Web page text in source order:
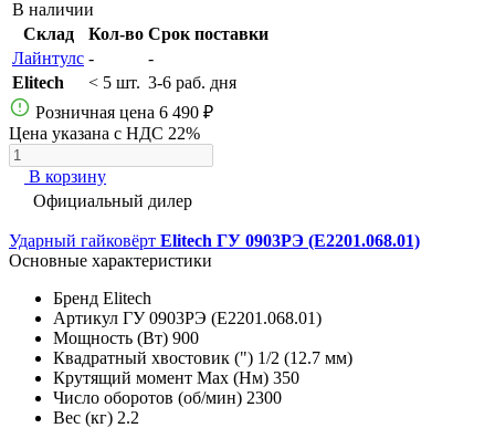
В наличии
Склад
Кол-во Срок поставки
Лайнтулс -
-
Elitech
< 5 шт. 3-6 раб. дня
Розничная цена 6 490 ₽
Цена указана с НДС 22%
В корзину
Официальный дилер
Ударный гайковёрт Elitech ГУ 0903РЭ (E2201.068.01)
Основные характеристики
Бренд Elitech
Артикул ГУ 0903РЭ (E2201.068.01)
Мощность (Вт) 900
Квадратный хвостовик (") 1/2 (12.7 мм)
Крутящий момент Max (Нм) 350
Число оборотов (об/мин) 2300
Вес (кг) 2.2